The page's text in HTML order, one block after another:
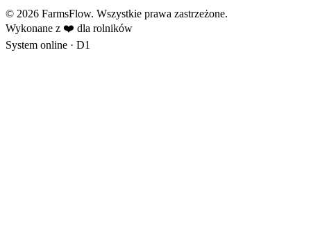
© 2026 FarmsFlow. Wszystkie prawa zastrzeżone.
Wykonane z ❤️ dla rolników
System online · D1